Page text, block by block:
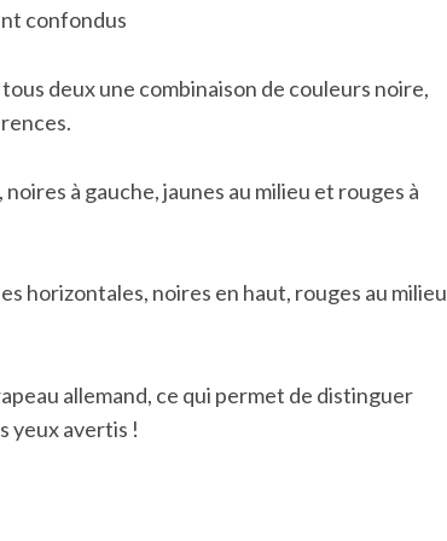
confondus
deux une combinaison de couleurs noire,
à gauche, jaunes au milieu et rouges à
horizontales, noires en haut, rouges au milieu
allemand, ce qui permet de distinguer
yeux avertis !